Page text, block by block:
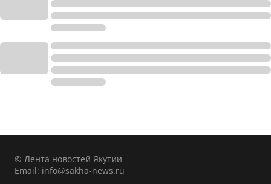
© Лента новостей Якутии
Email: info@sakha-news.ru